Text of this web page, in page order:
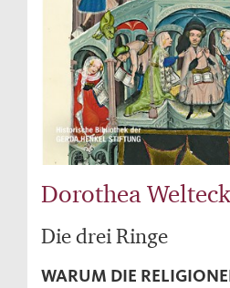
Dorothea
Die drei Ringe
WARUM DIE